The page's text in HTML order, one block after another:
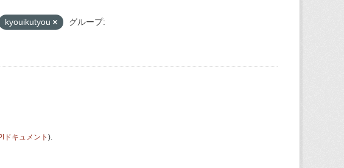
kyouikutyou
グループ:
ドキュメント ).